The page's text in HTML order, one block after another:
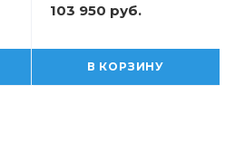
103 950 руб.
В КОРЗИНУ